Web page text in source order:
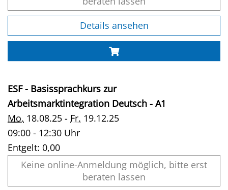
Details ansehen
ESF - Basissprachkurs zur
Arbeitsmarktintegration Deutsch - A1
Mo. 18.08.25 - Fr. 19.12.25
09:00 - 12:30 Uhr
Entgelt: 0,00
Keine online-Anmeldung möglich, bitte erst
beraten lassen